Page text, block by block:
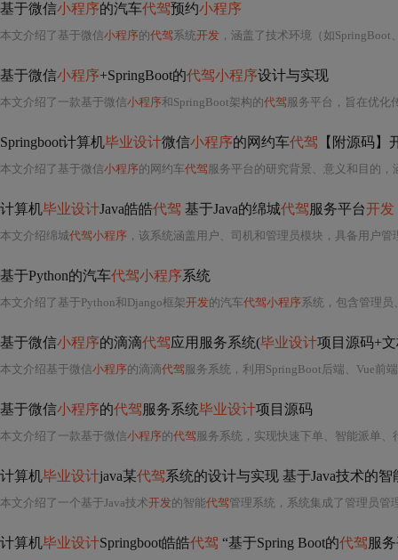
基于微信小程序的汽车代驾预约小程序
本文介绍了基于微信小程序的代驾系统开发 ，涵盖了技术环境（如SpringBoot
基于微信小程序+SpringBoot的代驾小程序设计与实现
本文介绍了一款基于微信小程序和SpringBoot架构的代驾 服务平台，旨在优化
Springboot计算机毕业设计微信小程序的网约车代驾 【附源码】
本文介绍了基于微信小程序的网约车代驾 服务平台的研究背景、意义和目的，
计算机毕业设计Java皓皓代驾 基于Java的绵城代驾服务平台开发
本文介绍绵城代驾小程序 ，该系统涵盖用户、司机和管理员模块，具备用户管
基于Python的汽车代驾小程序系统
本文介绍了基于Python和Django框架开发的汽车代驾小程序系统，包含管理员、用户和司机
基于微信小程序的滴滴代驾应用服务系统(毕业设计项目源码+
本文介绍基于微信小程序的滴滴代驾 服务系统，利用SpringBoot后端、Vue前
基于微信小程序的代驾服务系统毕业设计项目源码
本文介绍了一款基于微信小程序的代驾 服务系统，实现快速下单、智能派单、行程监控与费用结
计算机毕业设计java某代驾系统的设计与实现 基于Java技术的智
本文介绍了一个基于Java技术开发的智能代驾管理系统，系统集成了管理员管理、用户管理、司机管理、预约信息管理、调度信息管理、来电信
计算机毕业设计Springboot皓皓代驾 “基于Spring Boot的代驾服